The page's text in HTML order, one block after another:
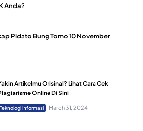
Anda?
Pidato Bung Tomo 10 November
Artikelmu Orisinal? Lihat Cara Cek
Online Di Sini
Teknologi Informasi March 31, 2024